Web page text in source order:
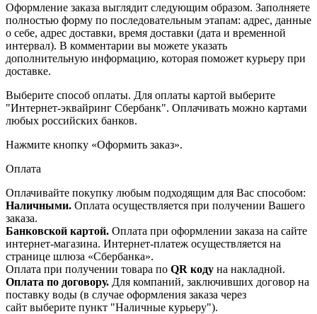
Оформление заказа выглядит следующим образом. Заполняете
полностью форму по последовательным этапам: адрес, данные
о себе, адрес доставки, время доставки (дата и временной
интервал). В комментарии вы можете указать
дополнительную информацию, которая поможет курьеру при
доставке.
Выберите способ оплаты. Для оплаты картой выберите
"Интернет-эквайринг Сбербанк". Оплачивать можно картами
любых российских банков.
Нажмите кнопку «Оформить заказ».
Оплата
Оплачивайте покупку любым подходящим для Вас способом:
Наличными. Оплата осуществляется при получении Вашего
заказа.
Банковской картой. Оплата при оформлении заказа на сайте
интернет-магазина. Интернет-платеж осуществляется на
странице шлюза «Сбербанка».
Оплата при получении товара по QR коду на накладной.
Оплата по договору. Для компаний, заключивших договор на
поставку воды (в случае оформления заказа через
сайт выберите пункт "Наличные курьеру").